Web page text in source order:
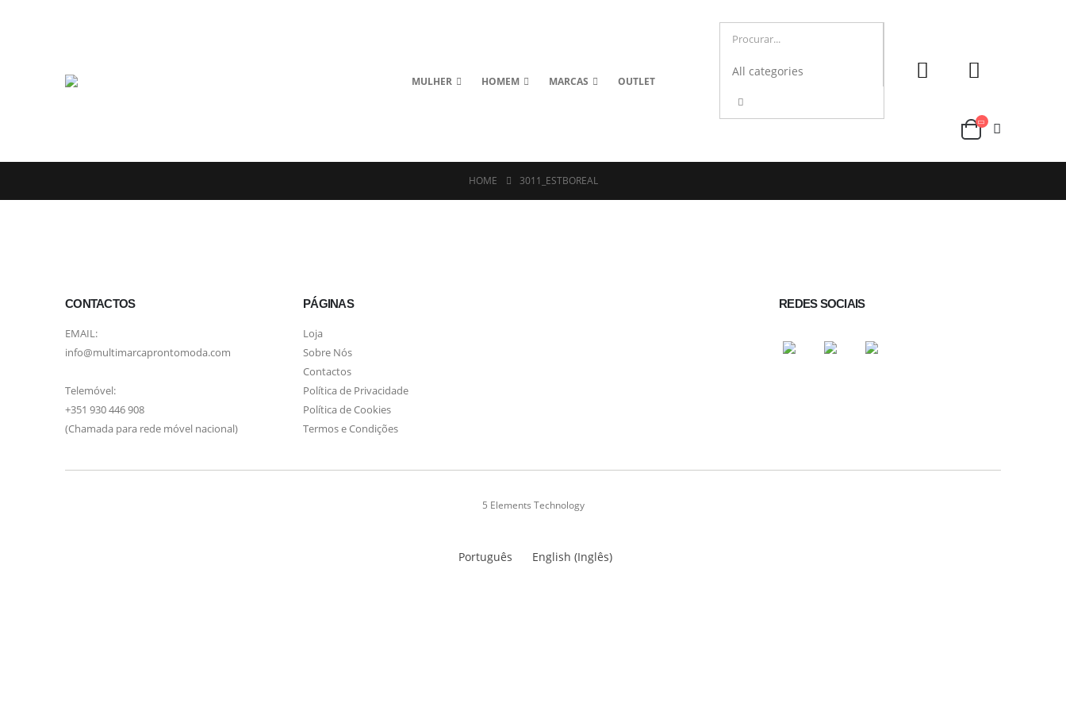
MULHER HOMEM MARCAS OUTLET
HOME 3011_ESTBOREAL
CONTACTOS
EMAIL:
info@multimarcaprontomoda.com
Telemóvel:
+351 930 446 908
(Chamada para rede móvel nacional)
PÁGINAS
Loja
Sobre Nós
Contactos
Política de Privacidade
Política de Cookies
Termos e Condições
REDES SOCIAIS
5 Elements Technology
Português English (Inglês)